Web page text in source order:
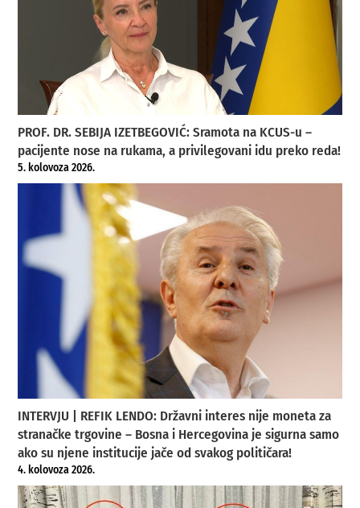
PROF. DR. SEBIJA IZETBEGOVIĆ: Sramota na KCUS-u –
pacijente nose na rukama, a privilegovani idu preko reda!
5. kolovoza 2026.
INTERVJU | REFIK LENDO: Državni interes nije moneta za
stranačke trgovine – Bosna i Hercegovina je sigurna samo
ako su njene institucije jače od svakog političara!
4. kolovoza 2026.